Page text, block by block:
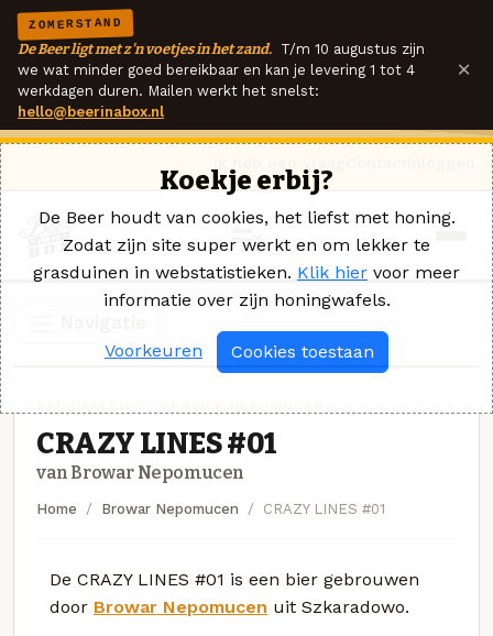
ZOMERSTAND
De Beer ligt met z'n voetjes in het zand. T/m 10 augustus zijn
we wat minder goed bereikbaar en kan je levering 1 tot 4
werkdagen duren. Mailen werkt het snelst:
hello@beerinabox.nl
×
CRAZY LINES #01
van Browar Nepomucen
Home Browar Nepomucen CRAZY LINES #01
De CRAZY LINES #01 is een bier gebrouwen
door Browar Nepomucen uit Szkaradowo.
Koekje erbij?
De Beer houdt van cookies, het liefst met honing.
Zodat zijn site super werkt en om lekker te
grasduinen in webstatistieken. Klik hier voor meer
informatie over zijn honingwafels.
Voorkeuren Cookies toestaan